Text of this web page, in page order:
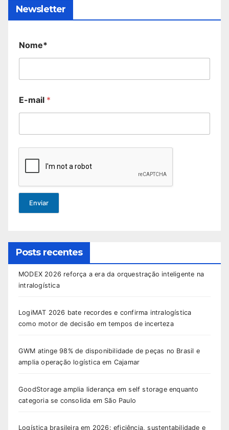
Newsletter
Nome*
E-mail *
Enviar
Posts recentes
MODEX 2026 reforça a era da orquestração inteligente na
intralogística
LogiMAT 2026 bate recordes e confirma intralogística
como motor de decisão em tempos de incerteza
GWM atinge 98% de disponibilidade de peças no Brasil e
amplia operação logística em Cajamar
GoodStorage amplia liderança em self storage enquanto
categoria se consolida em São Paulo
Logística brasileira em 2026: eficiência, sustentabilidade e